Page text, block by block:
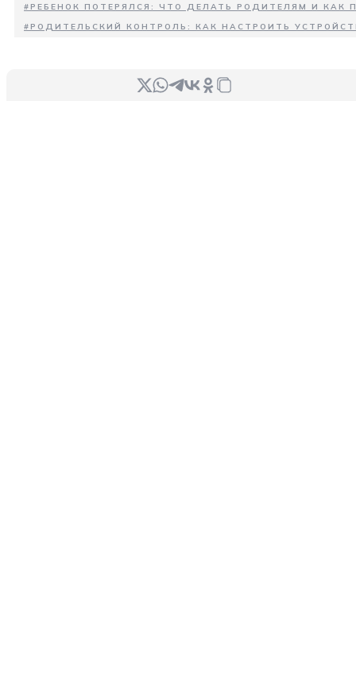
#РЕБЕНОК ПОТЕРЯЛСЯ: ЧТО ДЕЛАТЬ РОДИТЕЛЯМ И КАК
#РОДИТЕЛЬСКИЙ КОНТРОЛЬ: КАК НАСТРОИТЬ